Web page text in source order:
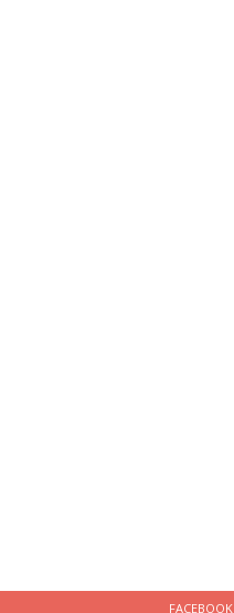
FACEBOOK